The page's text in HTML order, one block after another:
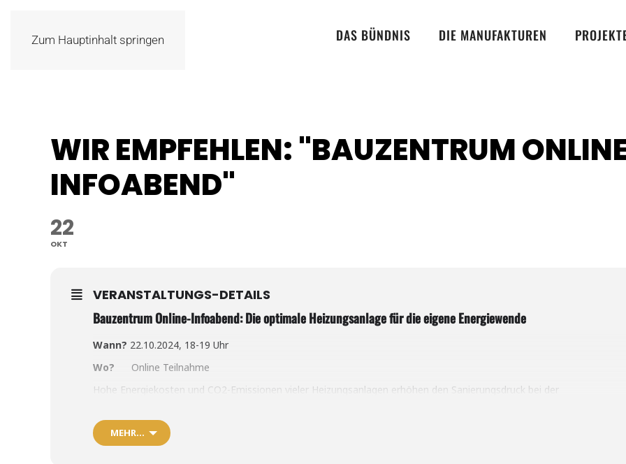
Zum Hauptinhalt springen DAS BÜNDNIS DIE MANUFAKTUREN
WIR EMPFEHLEN: "BAUZENTRUM
INFOABEND"
22
OKT
VERANSTALTUNGS-DETAILS
Bauzentrum Online-Infoabend: Die optimale Heizungsanlage für die eigene Energiewende
Wann? 22.10.2024, 18-19 Uhr
Wo? Online Teilnahme
Hohe Energiekosten und CO2-Emissionen vieler Heizungsanlagen erhöhen den Sanierungsdruck bei der
Gerhard Schmid – Diplom-Ingenieur und Energieberater – stellt technische Möglichkeiten für eine Sanierung im
vor, damit die eigene Energiewende gelingen kann.
MEHR…